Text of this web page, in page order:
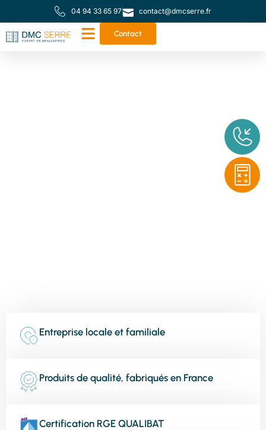
04 94 33 65 97 contact@dmcserre.fr
Contact
Votre partenaire de
proximité pour toutes
Entreprise locale et familiale
Produits de qualité, fabriqués en France
Certification RGE QUALIBAT